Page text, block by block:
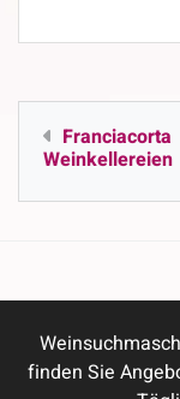
Franciacorta
Weinkellereien
finden Sie